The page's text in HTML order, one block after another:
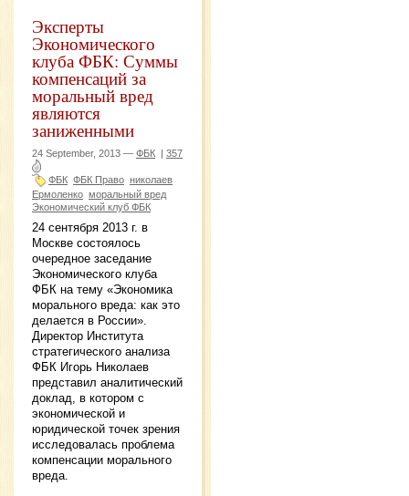
Эксперты
Экономического
клуба ФБК: Суммы
компенсаций за
моральный вред
являются
заниженными
24 September, 2013 — ФБК 357
ФБК ФБК Право николаев
Ермоленко моральный вред
Экономический клуб ФБК
24 сентября 2013 г. в
Москве состоялось
очередное заседание
Экономического клуба
ФБК на тему «Экономика
морального вреда: как это
делается в России».
Директор Института
стратегического анализа
ФБК Игорь Николаев
представил аналитический
доклад, в котором с
экономической и
юридической точек зрения
исследовалась проблема
компенсации морального
вреда.